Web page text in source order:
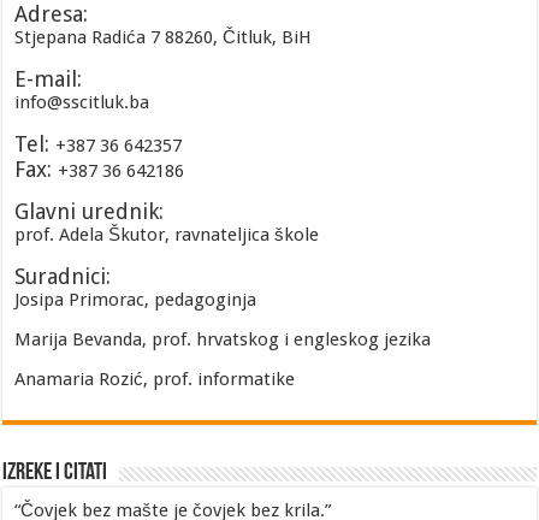
Adresa:
Stjepana Radića 7 88260, Čitluk, BiH
E-mail:
info@sscitluk.ba
Tel: +387 36 642357
Fax: +387 36 642186
Glavni urednik:
prof. Adela Škutor, ravnateljica škole
Suradnici:
Josipa Primorac, pedagoginja
Marija Bevanda, prof. hrvatskog i engleskog jezika
Anamaria Rozić, prof. informatike
Izreke i Citati
“Čovjek bez mašte je čovjek bez krila.”